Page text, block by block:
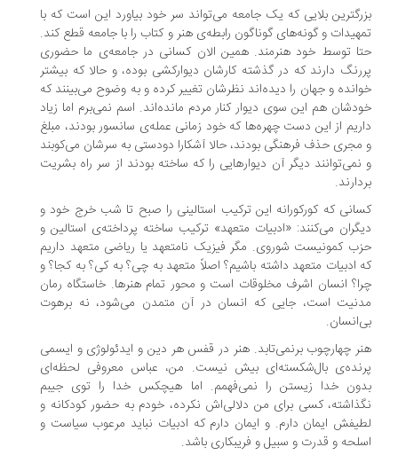
بلایی که یک جامعه می‌تواند سر خود بیاورد این است که با
و گونه‌های گوناگون رابطه‌ی هنر و کتاب را با جامعه قطع کند.
توسط خود هنرمند. همین الان کسانی در جامعه‌ی ما حضوری
دارند که در گذشته کارشان دیوارکشی بوده، و حالا که بیشتر
و جهان را دیده‌اند نظرشان تغییر کرده و به وضوح می‌بینند که
هم این سوی دیوار کنار مردم مانده‌اند. اسم نمی‌برم اما زیاد
از این دست چهره‌ها که خود زمانی عمله‌ی سانسور بودند، مبلغ
حذف فرهنگی بودند، حالا آشکارا دودستی به سرشان می‌کوبند
دیگر آن دیوارهایی را که ساخته بودند از سر راه بشریت
که کورکورانه این ترکیب استالینی را صبح تا شب خرج خود و
می‌کنند: «ادبیات متعهد» ترکیب ساخته پرداخته‌ی استالین و
کمونیست شوروی. مگر فیزیک نامتعهد یا ریاضی متعهد داریم
ادبیات متعهد داشته باشیم؟ اصلاً متعهد به چی؟ به کی؟ به کجا؟ و
انسان اشرف مخلوقات است و محور تمام هنرها. خاستگاه رمان
است، جایی که انسان در آن متمدن می‌شود، نه برهوت
چهارچوب برنمی‌تابد. هنر در قفس هر دین و ایدئولوژی و ایسمی
بال‌شکسته‌ای بیش نیست. من، عباس معروفی لحظه‌ای
خدا زیستن را نمی‌فهمم. اما هیچکس خدا را توی جیبم
کسی برای من دلالی‌اش نکرده، خودم به حضور کودکانه و
ایمان دارم. و ایمان دارم که ادبیات نباید مرعوب سیاست و
و قدرت و سبیل و فریبکاری باشد.